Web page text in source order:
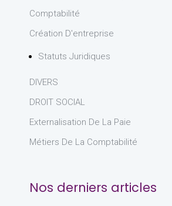
Comptabilité
Création D'entreprise
Statuts Juridiques
DIVERS
DROIT SOCIAL
Externalisation De La Paie
Métiers De La Comptabilité
Nos derniers articles